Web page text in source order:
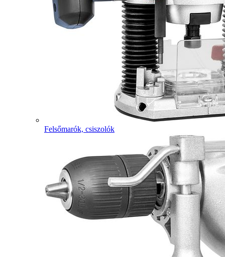
Felsőmarók, csiszolók